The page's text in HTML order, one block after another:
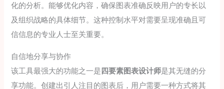
化的分析。能够优化内容，确保图表准确反映用户的专长以
及组织战略的具体细节。这种控制水平对需要呈现准确且可
信信息的专业人士至关重要。
自信地分享与协作
该工具最强大的功能之一是四要素图表设计师是其无缝的分
享功能。创建出引人注目的图表后，用户需要一种方式将其